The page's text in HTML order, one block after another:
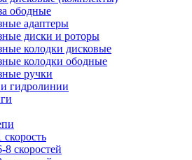
ободные
адаптеры
диски и роторы
колодки дисковые
колодки ободные
ручки
гидролинии
скоростей